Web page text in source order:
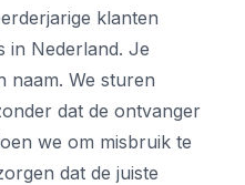
klanten
in Nederland. Je
naam. We sturen
dat de ontvanger
we om misbruik te
dat de juiste